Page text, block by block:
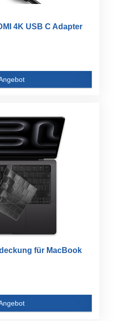
4K USB C Adapter
für MacBook